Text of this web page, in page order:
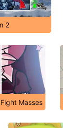
2
Masses